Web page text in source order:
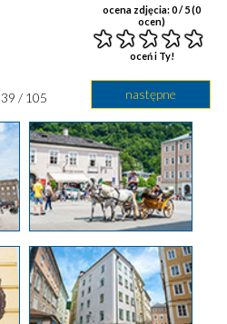
ocena zdjęcia:0/ 5 (0
ocen)
oceń i Ty!
następne
39 / 105